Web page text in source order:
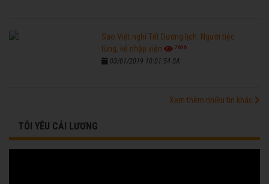
Sao Việt nghỉ Tết Dương lịch: Người tiệc
tùng, kẻ nhập viện
7686
03/01/2019 10:01:54 SA
Xem thêm nhiều tin khác
TÔI YÊU CẢI LƯƠNG